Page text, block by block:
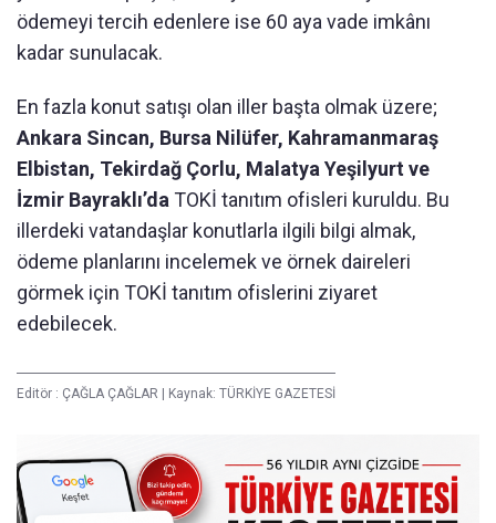
ödemeyi tercih edenlere ise 60 aya vade imkânı
kadar sunulacak.
En fazla konut satışı olan iller başta olmak üzere;
Ankara Sincan, Bursa Nilüfer, Kahramanmaraş
Elbistan, Tekirdağ Çorlu, Malatya Yeşilyurt ve
İzmir Bayraklı’da TOKİ tanıtım ofisleri kuruldu. Bu
illerdeki vatandaşlar konutlarla ilgili bilgi almak,
ödeme planlarını incelemek ve örnek daireleri
görmek için TOKİ tanıtım ofislerini ziyaret
edebilecek.
Editör : ÇAĞLA ÇAĞLAR Kaynak: TÜRKİYE GAZETESİ